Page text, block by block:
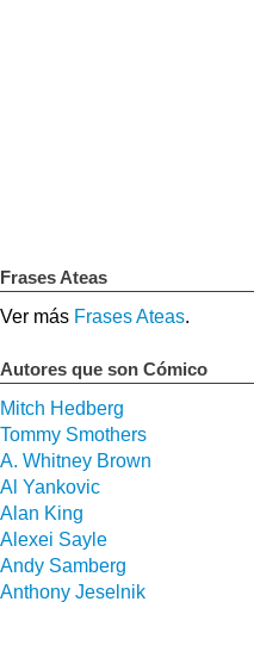
Frases Ateas
Ver más Frases Ateas.
Autores que son Cómico
Mitch Hedberg
Tommy Smothers
A. Whitney Brown
Al Yankovic
Alan King
Alexei Sayle
Andy Samberg
Anthony Jeselnik